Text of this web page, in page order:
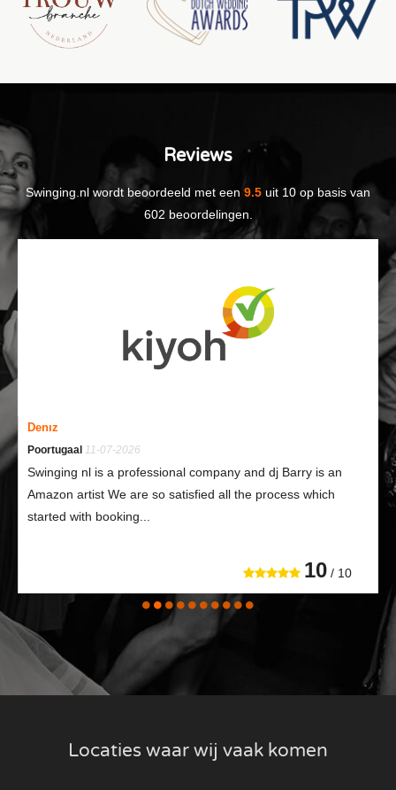
Reviews
Swinging.nl wordt beoordeeld met een 9.5 uit 10 op basis van
602 beoordelingen.
Denız
Poortugaal 11-07-2026
Swinging nl is a professional company and dj Barry is an
Amazon artist We are so satisfied all the process which
started with booking...
10 / 10
Locaties waar wij vaak komen